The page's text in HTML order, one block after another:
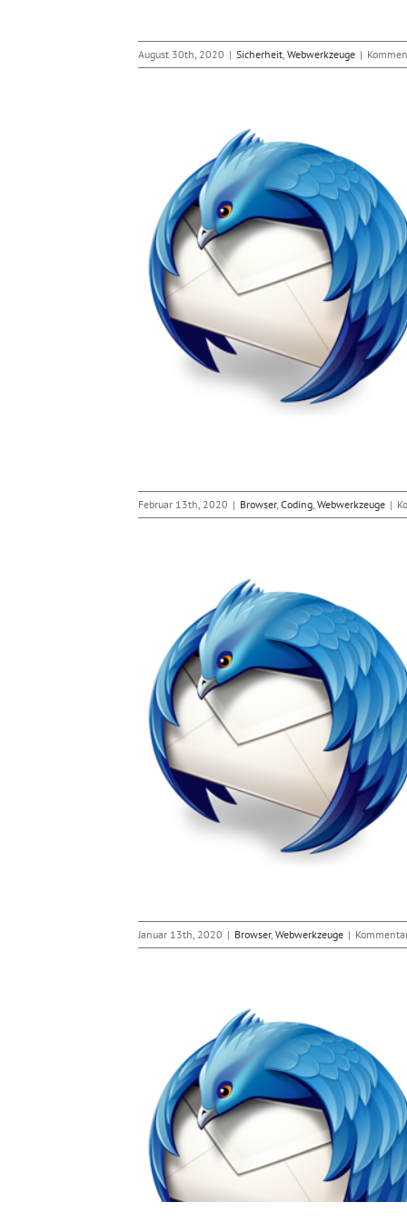
August 30th, 2020 | Sicherheit, Webwerkzeuge |
Februar 13th, 2020 | Browser, Coding, Webwerkzeuge |
Januar 13th, 2020 | Browser, Webwerkzeuge |